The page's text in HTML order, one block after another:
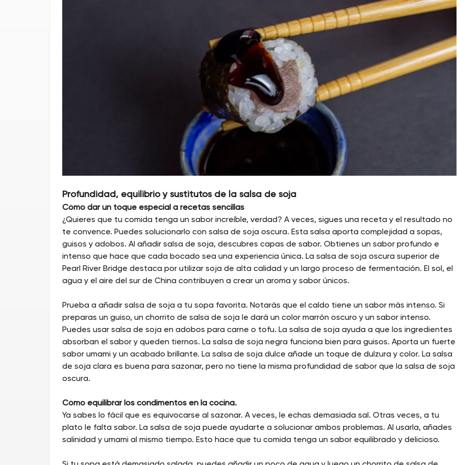
Profundidad, equilibrio y sustitutos de la salsa de soja
Cómo dar un toque especial a recetas sencillas
¿Quieres que tu comida tenga un sabor increíble, verdad? A veces, sigues una receta y el resultado no
te convence. Puedes solucionarlo con salsa de soja oscura. Esta salsa aporta complejidad a sopas,
guisos y adobos. Al añadir salsa de soja, descubres capas de sabor. Obtienes un sabor profundo e
intenso que hace que cada bocado sea una experiencia única. La salsa de soja oscura superior de
Pearl River Bridge destaca por utilizar soja de alta calidad y un largo proceso de fermentación. El sol, el
agua y el aire del sur de China contribuyen a crear un aroma y sabor únicos.
Prueba a añadir salsa de soja a tu sopa favorita. Notarás que el caldo tiene un sabor más intenso. Si
preparas un guiso, un chorrito de salsa de soja le dará un color marrón oscuro y un sabor intenso.
Puedes usar salsa de soja en adobos para carne o tofu. La salsa de soja ayuda a que los ingredientes
absorban el sabor y queden tiernos. La salsa de soja negra funciona bien para guisos. Aporta un fuerte
sabor umami y un acabado brillante. La salsa de soja dulce añade un toque de dulzura y color. La salsa
de soja clara es buena para sazonar, pero no tiene la misma profundidad de sabor que la salsa de soja
oscura.
Cómo equilibrar los condimentos en la cocina.
Ya sabes lo fácil que es equivocarse al sazonar. A veces, le echas demasiada sal. Otras veces, a tu
plato le falta sabor. La salsa de soja puede ayudarte a solucionar ambos problemas. Al usarla, añades
salinidad y umami al mismo tiempo. Esto hace que tu comida tenga un sabor equilibrado y delicioso.